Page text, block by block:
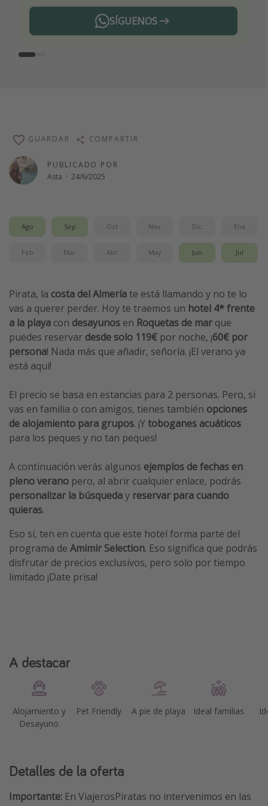
SÍGUENOS
Telegram
PUBLICADO POR
Asta · 24/6/2025
GUARDAR COMPARTIR
Ago Sep Oct Nov Dic Ene
Feb Mar Abr May Jun Jul
Pirata, la costa del Almería te está llamando y no te lo
vas a querer perder. Hoy te traemos un hotel 4* frente
a la playa con desayunos en Roquetas de mar que
puedes reservar desde solo 119€ por noche, ¡60€ por
persona! Nada más que añadir, señoría. ¡El verano ya
está aquí!
El precio se basa en estancias para 2 personas. Pero, si
vas en familia o con amigos, tienes también opciones
de alojamiento para grupos. ¡Ytoboganes acuáticos
para los peques y no tan peques!
A continuación verás algunos ejemplos de fechas en
pleno verano pero, al abrir cualquier enlace, podrás
personalizar la búsqueday reservar para cuando
quieras.
Eso sí, ten en cuenta que este hotel forma parte del
programa de Amimir Selection. Eso significa que podrás
disfrutar de precios exclusivos, pero solo por tiempo
limitado ¡Date prisa!
A destacar
Alojamiento y
Desayuno
Pet Friendly A pie de playa Ideal familias
Detalles de la oferta
Importante: En ViajerosPiratas no intervenimos en las